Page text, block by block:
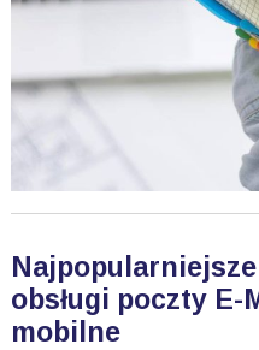
obsługi poczty E-
mobilne